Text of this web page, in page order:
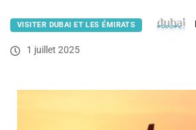
VISITER DUBAI ET LES ÉMIRATS
1 juillet 2025